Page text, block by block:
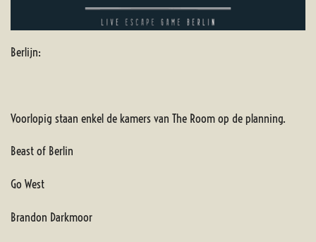
Berlijn:
Voorlopig staan enkel de kamers van The Room op de planning.
Beast of Berlin
Go West
Brandon Darkmoor